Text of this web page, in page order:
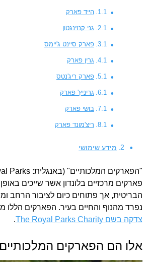
הייד פארק
גני קנזינגטון
פארק סיינט ג'יימס
גרין פארק
פארק ריג'נטס
גריניץ' פארק
בושי פארק
ריצ'מונד פארק
מידע שימושי
פארקים מרכזיים בלונדון אשר שייכים
הבריטית, אך פתוחים כיום לציבור הרחב
נפרד מהנוף והחיים בעיר. הפארקים הללו
צדקה בשם The Royal Parks Charity
.
אלו הם הפארקים המלכותיים